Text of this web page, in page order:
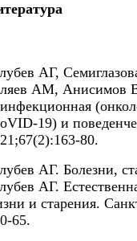
АГ,
АМ, Анисимов
19) и
80.
АГ. Болезни,
АГ.
и старения.
65.